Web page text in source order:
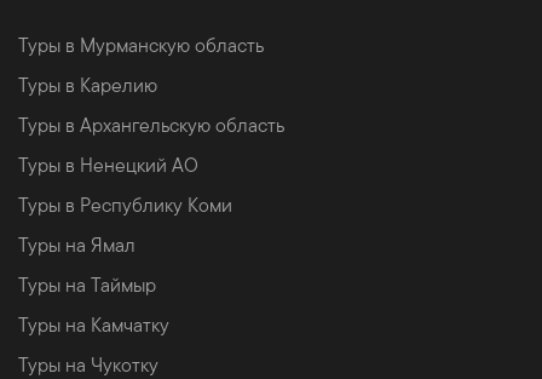
Туры в Мурманскую область
Туры в Карелию
Туры в Архангельскую область
Туры в Ненецкий АО
Туры в Республику Коми
Туры на Ямал
Туры на Таймыр
Туры на Камчатку
Туры на Чукотку